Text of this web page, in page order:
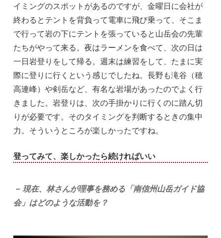
イミングのスポットがあるのですが、金曜日に会社が
終わるとテントを背負って電車に飛び乗って、そこま
で行って岩の下にテントを張っていると山岳会の先輩
たちがやって来る。夜はラーメンを食べて、次の日は
一日岩登りをして帰る。週末は練習をして、たまに実
際に登りに行くという感じでしたね。長野も滝谷（穂
高連峰）や剣岳など、有名な岩場があったのでよく行
きました。岩登りは、次の手掛かりに行くのに踏ん切
りが必要です。そのタイミングを判断するときの集中
力。そういうところが楽しかったですね。
登ってみて、楽しかったら続ければいい
－ 現在、林さんが理事を務める「南信州山岳ガイド協
会」はどのような活動を？